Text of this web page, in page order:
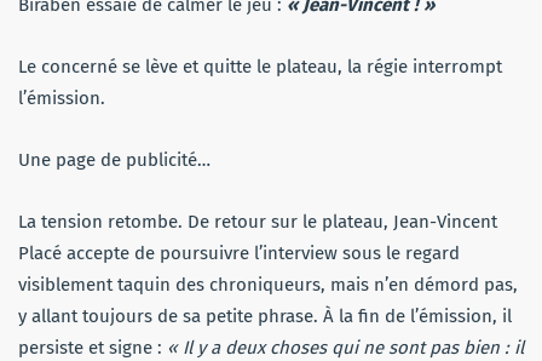
Biraben essaie de calmer le jeu : « Jean-Vincent ! »
Le concerné se lève et quitte le plateau, la régie interrompt
l’émission.
Une page de publicité…
La tension retombe. De retour sur le plateau, Jean-Vincent
Placé accepte de poursuivre l’interview sous le regard
visiblement taquin des chroniqueurs, mais n’en démord pas,
y allant toujours de sa petite phrase. À la fin de l’émission, il
persiste et signe : « Il y a deux choses qui ne sont pas bien : il